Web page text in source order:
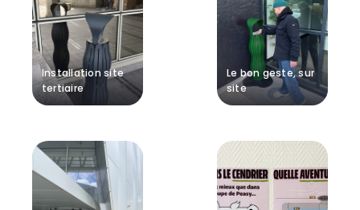
Installation site
tertiaire
Le bon geste, sur
site